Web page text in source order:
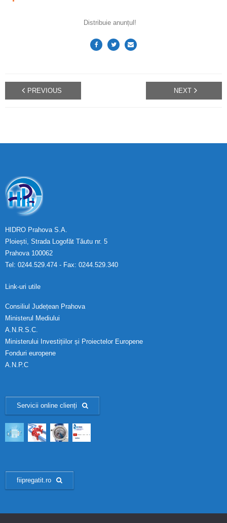
Distribuie anunțul!
PREVIOUS NEXT
HIDRO Prahova S.A.
Ploiești, Strada Logofăt Tăutu nr. 5
Prahova 100062
Tel: 0244.529.474 - Fax: 0244.529.340
Link-uri utile
Consiliul Județean Prahova
Ministerul Mediului
A.N.R.S.C.
Ministerului Investițiilor și Proiectelor Europene
Fonduri europene
A.N.P.C
Servicii online clienți
fiipregatit.ro